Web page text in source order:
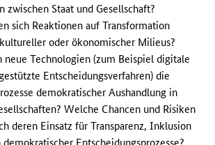
zwischen Staat und Gesellschaft?
sich Reaktionen auf Transformation
oder ökonomischer Milieus?
neue Technologien (zum Beispiel digitale
Entscheidungsverfahren) die
demokratischer Aushandlung in
Welche Chancen und Risiken
deren Einsatz für Transparenz, Inklusion
Entscheidungsprozesse?